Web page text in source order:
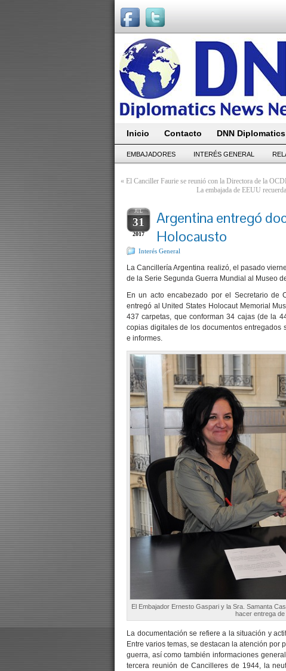
Inicio Contacto DNN
EMBAJADORES INTERÉS GENERAL
« El Canciller Faurie se reunió con la Directora de la
La embajada de EEUU
JUL
31
2017
Argentina entregó
Holocausto
Interés General
La Cancillería Argentina realizó, el pasado
de la Serie Segunda Guerra Mundial al Museo
En un acto encabezado por el Secretario de
entregó al United States Holocaut Memorial
437 carpetas, que conforman 34 cajas (de la
copias digitales de los documentos entregados
e informes.
El Embajador Ernesto Gaspari y la Sra. Samanta
hacer entrega
La documentación se refiere a la situación y
Entre varios temas, se destacan la atención
guerra, así como también informaciones
tercera reunión de Cancilleres de 1944, la